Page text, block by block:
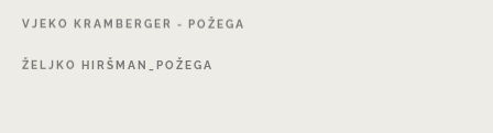
VJEKO KRAMBERGER - POŽEGA
ŽELJKO HIRŠMAN_POŽEGA